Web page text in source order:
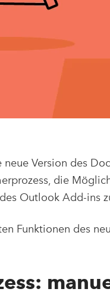
Version des
die
Outlook Add-ins
Funktionen des